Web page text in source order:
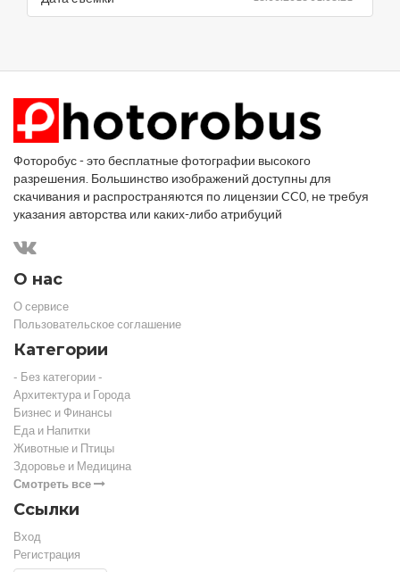
Фоторобус - это бесплатные фотографии высокого
разрешения. Большинство изображений доступны для
скачивания и распространяются по лицензии CC0, не требуя
указания авторства или каких-либо атрибуций
О нас
О сервисе
Пользовательское соглашение
Категории
- Без категории -
Архитектура и Города
Бизнес и Финансы
Еда и Напитки
Животные и Птицы
Здоровье и Медицина
Смотреть все
Ссылки
Вход
Регистрация